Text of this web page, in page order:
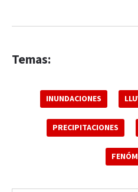
Temas:
INUNDACIONES
PRECIPITACIONES